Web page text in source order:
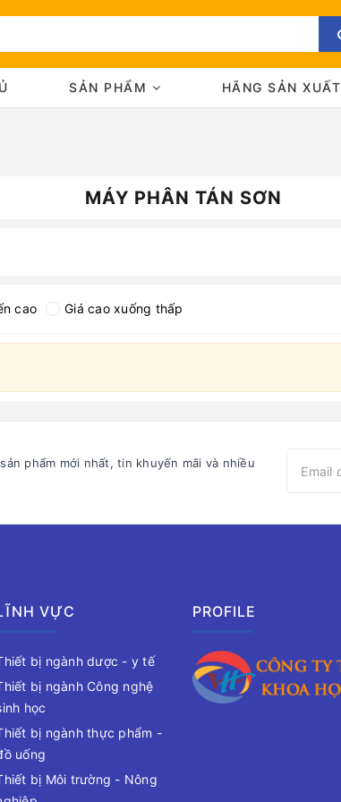
Bạn chưa xem sản phẩm nào
SẢN PHẨM HÃNG SẢN XUẤT
MÁY PHÂN TÁN SƠN
cao Giá cao xuống thấp
sản phẩm mới nhất, tin khuyến mãi và nhiều
VỰC
bị ngành dược - y tế
bị ngành Công nghệ
học
bị ngành thực phẩm -
uống
bị Môi trường - Nông
PROFILE